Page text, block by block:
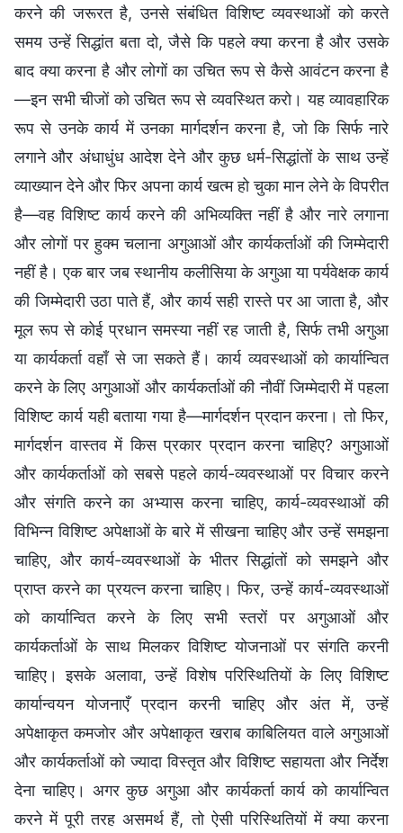
करने की जरूरत है, उनसे संबंधित विशिष्ट व्यवस्थाओं को करते
समय उन्हें सिद्धांत बता दो, जैसे कि पहले क्या करना है और उसके
बाद क्या करना है और लोगों का उचित रूप से कैसे आवंटन करना है
—इन सभी चीजों को उचित रूप से व्यवस्थित करो। यह व्यावहारिक
रूप से उनके कार्य में उनका मार्गदर्शन करना है, जो कि सिर्फ नारे
लगाने और अंधाधुंध आदेश देने और कुछ धर्म-सिद्धांतों के साथ उन्हें
व्याख्यान देने और फिर अपना कार्य खत्म हो चुका मान लेने के विपरीत
है—वह विशिष्ट कार्य करने की अभिव्यक्ति नहीं है और नारे लगाना
और लोगों पर हुक्म चलाना अगुआओं और कार्यकर्ताओं की जिम्मेदारी
नहीं है। एक बार जब स्थानीय कलीसिया के अगुआ या पर्यवेक्षक कार्य
की जिम्मेदारी उठा पाते हैं, और कार्य सही रास्ते पर आ जाता है, और
मूल रूप से कोई प्रधान समस्या नहीं रह जाती है, सिर्फ तभी अगुआ
या कार्यकर्ता वहाँ से जा सकते हैं। कार्य व्यवस्थाओं को कार्यान्वित
करने के लिए अगुआओं और कार्यकर्ताओं की नौवीं जिम्मेदारी में पहला
विशिष्ट कार्य यही बताया गया है—मार्गदर्शन प्रदान करना। तो फिर,
मार्गदर्शन वास्तव में किस प्रकार प्रदान करना चाहिए? अगुआओं
और कार्यकर्ताओं को सबसे पहले कार्य-व्यवस्थाओं पर विचार करने
और संगति करने का अभ्यास करना चाहिए, कार्य-व्यवस्थाओं की
विभिन्न विशिष्ट अपेक्षाओं के बारे में सीखना चाहिए और उन्हें समझना
चाहिए, और कार्य-व्यवस्थाओं के भीतर सिद्धांतों को समझने और
प्राप्त करने का प्रयत्न करना चाहिए। फिर, उन्हें कार्य-व्यवस्थाओं
को कार्यान्वित करने के लिए सभी स्तरों पर अगुआओं और
कार्यकर्ताओं के साथ मिलकर विशिष्ट योजनाओं पर संगति करनी
चाहिए। इसके अलावा, उन्हें विशेष परिस्थितियों के लिए विशिष्ट
कार्यान्वयन योजनाएँ प्रदान करनी चाहिए और अंत में, उन्हें
अपेक्षाकृत कमजोर और अपेक्षाकृत खराब काबिलियत वाले अगुआओं
और कार्यकर्ताओं को ज्यादा विस्तृत और विशिष्ट सहायता और निर्देश
देना चाहिए। अगर कुछ अगुआ और कार्यकर्ता कार्य को कार्यान्वित
करने में पूरी तरह असमर्थ हैं, तो ऐसी परिस्थितियों में क्या करना